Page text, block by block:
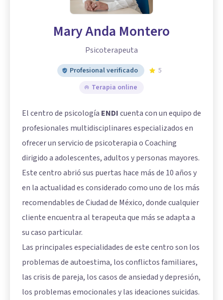
Mary Anda Montero
Psicoterapeuta
Profesional verificado
5
Terapia online
El centro de psicología ENDIcuenta con un equipo de
profesionales multidisciplinares especializados en
ofrecer un servicio de psicoterapia o Coaching
dirigido a adolescentes, adultos y personas mayores.
Este centro abrió sus puertas hace más de 10 años y
en la actualidad es considerado como uno de los más
recomendables de Ciudad de México, donde cualquier
cliente encuentra al terapeuta que más se adapta a
su caso particular.
Las principales especialidades de este centro son los
problemas de autoestima, los conflictos familiares,
las crisis de pareja, los casos de ansiedad y depresión,
los problemas emocionales y las ideaciones suicidas.